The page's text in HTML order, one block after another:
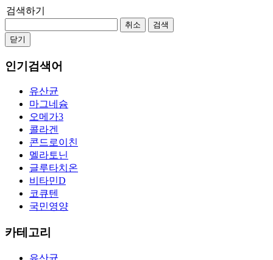
검색하기
취소
검색
닫기
인기검색어
유산균
마그네슘
오메가3
콜라겐
콘드로이친
멜라토닌
글루타치온
비타민D
코큐텐
국민영양
카테고리
유산균